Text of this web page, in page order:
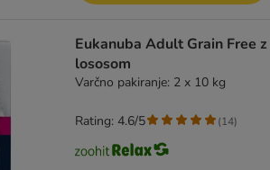
Eukanuba Adult Grain Free z
lososom
Varčno pakiranje: 2 x 10 kg
Rating: 4.6/5 (14)